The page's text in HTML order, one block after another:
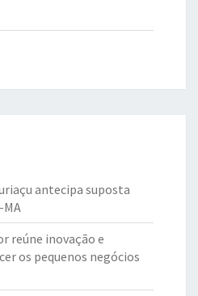
antecipa suposta
MA
reúne inovação e
os pequenos negócios